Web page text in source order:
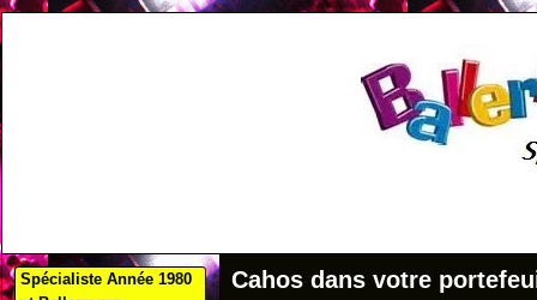
Spécialiste Année 1980
Cahos dans votre